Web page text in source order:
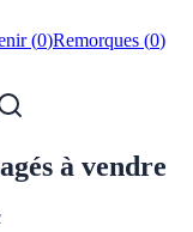
(0)Remorques (0)
à vendre